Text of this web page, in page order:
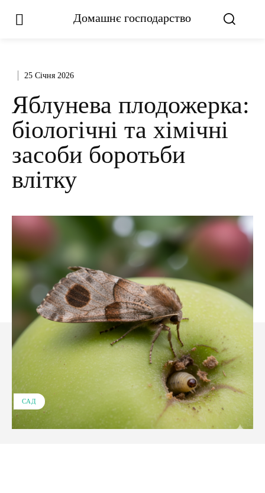
Домашнє господарство
25 Січня 2026
Яблунева плодожерка:
біологічні та хімічні
засоби боротьби
влітку
САД